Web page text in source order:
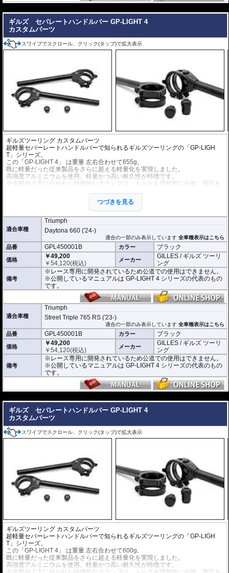
ギルズ セパレートハンドルバー GP-LIGHT 4
カスタムパーツ
スワイプでスクロール、クリック(タップ)で拡大表示
ギルズツーリング カスタムパーツ
超軽量セパーレートハンドルバーで知られるギルズツーリングの「GP-LIGH
T」シリーズ。
この「GP-LIGHT 4」 は重量 左右合わせて655g。
既に軽量だった従来製品をさらに超える軽量化を実現しました。
高強度アルミニウムを使用。軽量かつ高い耐久性が特徴です。
中央部分上下に分かれた特徴的なクランプは、トルクを理想的に分散。面圧を
ハンドルバーが滑ったりぐらついたりすることなく、ハードな走行時でも安心
してライディングに集中できます。
クランプとバーチューブは分離タイプを採用。クラッシュ時のフォークへのダ
メージを防ぎます。
※レース専用に開発されているため公道での使用はできません。
※写真はシリーズ代表イメージです。車種により形状、デザインが異なる場合
があります。
つづきを見る
適合車種
Triumph
Daytona 660 ('24-)
適合の一部のみ表示しています全車種表示はこちら
品番 GPL450001B カラー ブラック
価格
￥49,200
￥54,120(税込) メーカー
GILLES / ギルズ ツーリ
ング
備考
※レース専用に開発されているため公道での使用はできません。
※公開しているマニュアルは GP-LIGHT 4 シリーズの代表のもの
です。
適合車種
Triumph
Street Triple 765 RS ('23-)
適合の一部のみ表示しています全車種表示はこちら
品番 GPL450001B カラー ブラック
価格
￥49,200
￥54,120(税込) メーカー
GILLES / ギルズ ツーリ
ング
備考
※レース専用に開発されているため公道での使用はできません。
※公開しているマニュアルは GP-LIGHT 4 シリーズの代表のもの
です。
ギルズ セパレートハンドルバー GP-LIGHT 4
カスタムパーツ
スワイプでスクロール、クリック(タップ)で拡大表示
ギルズツーリング カスタムパーツ
超軽量セパーレートハンドルバーで知られるギルズツーリングの「GP-LIGH
T」シリーズ。
この「GP-LIGHT 4」 は重量 左右合わせて600g。
既に軽量だった従来製品をさらに超える軽量化を実現しました。
高強度アルミニウムを使用。軽量かつ高い耐久性が特徴です。